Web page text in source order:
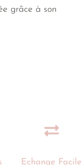
grâce à son
Echange Facile